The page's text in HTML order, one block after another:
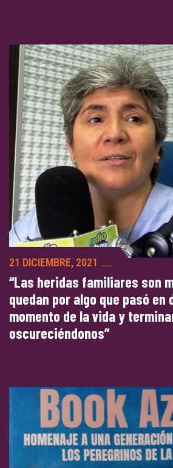
21 DICIEMBRE, 2021
“Las heridas familiares son
quedan por algo que pasó en
momento de la vida y
oscureciéndonos”